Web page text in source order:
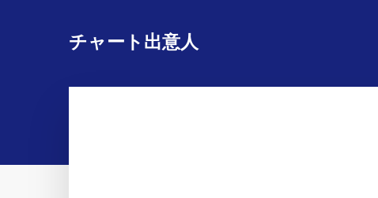
チャート出意人